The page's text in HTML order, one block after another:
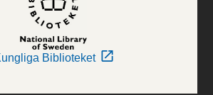
Biblioteket